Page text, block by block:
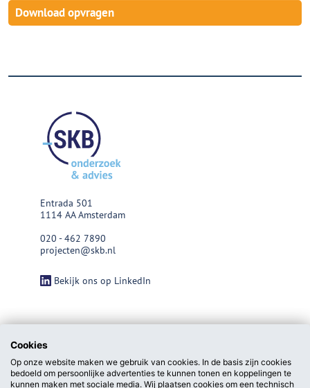
Download opvragen
Entrada 501
1114 AA Amsterdam
020 - 462 7890
projecten@skb.nl
Bekijk ons op LinkedIn
Cookies
Op onze website maken we gebruik van cookies. In de basis zijn cookies
bedoeld om persoonlijke advertenties te kunnen tonen en koppelingen te
kunnen maken met sociale media. Wij plaatsen cookies om een technisch